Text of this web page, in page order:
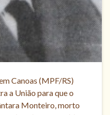
Canoas (MPF/RS)
a União para que o
Monteiro, morto